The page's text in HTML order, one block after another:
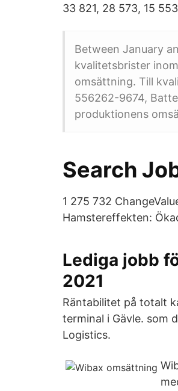
33 821, 28 573, 15
Between January
kvalitetsbrister
omsättning. Till
556262-9674,
produktionens
Search
1 275 732
Hamstereffekten:
Lediga jobb
2021
Räntabilitet på totalt
terminal i Gävle. som
Logistics.